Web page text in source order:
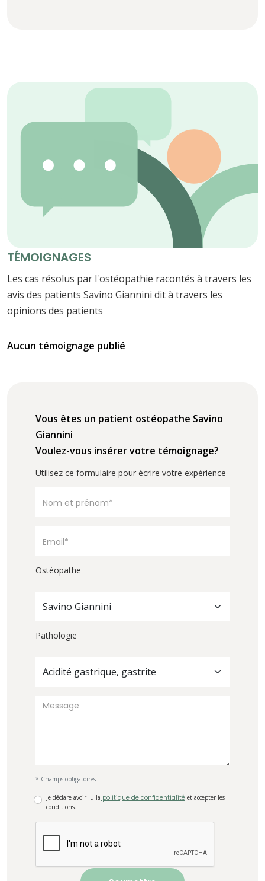
TÉMOIGNAGES
Les cas résolus par l'ostéopathie racontés à travers les
avis des patients Savino Giannini dit à travers les
opinions des patients
Aucun témoignage publié
Vous êtes un patient ostéopathe Savino
Giannini
Voulez-vous insérer votre témoignage?
Utilisez ce formulaire pour écrire votre expérience
Ostéopathe
Savino Giannini
Pathologie
Acidité gastrique, gastrite
* Champs obligatoires
Je déclare avoir lu la politique de confidentialité et accepter les
conditions.